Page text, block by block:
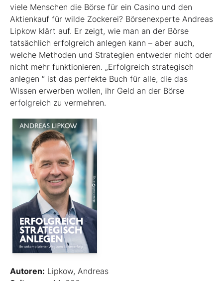
viele Menschen die Börse für ein Casino und den
Aktienkauf für wilde Zockerei? Börsenexperte Andreas
Lipkow klärt auf. Er zeigt, wie man an der Börse
tatsächlich erfolgreich anlegen kann – aber auch,
welche Methoden und Strategien entweder nicht oder
nicht mehr funktionieren. „Erfolgreich strategisch
anlegen “ ist das perfekte Buch für alle, die das
Wissen erwerben wollen, ihr Geld an der Börse
erfolgreich zu vermehren.
Autoren: Lipkow, Andreas